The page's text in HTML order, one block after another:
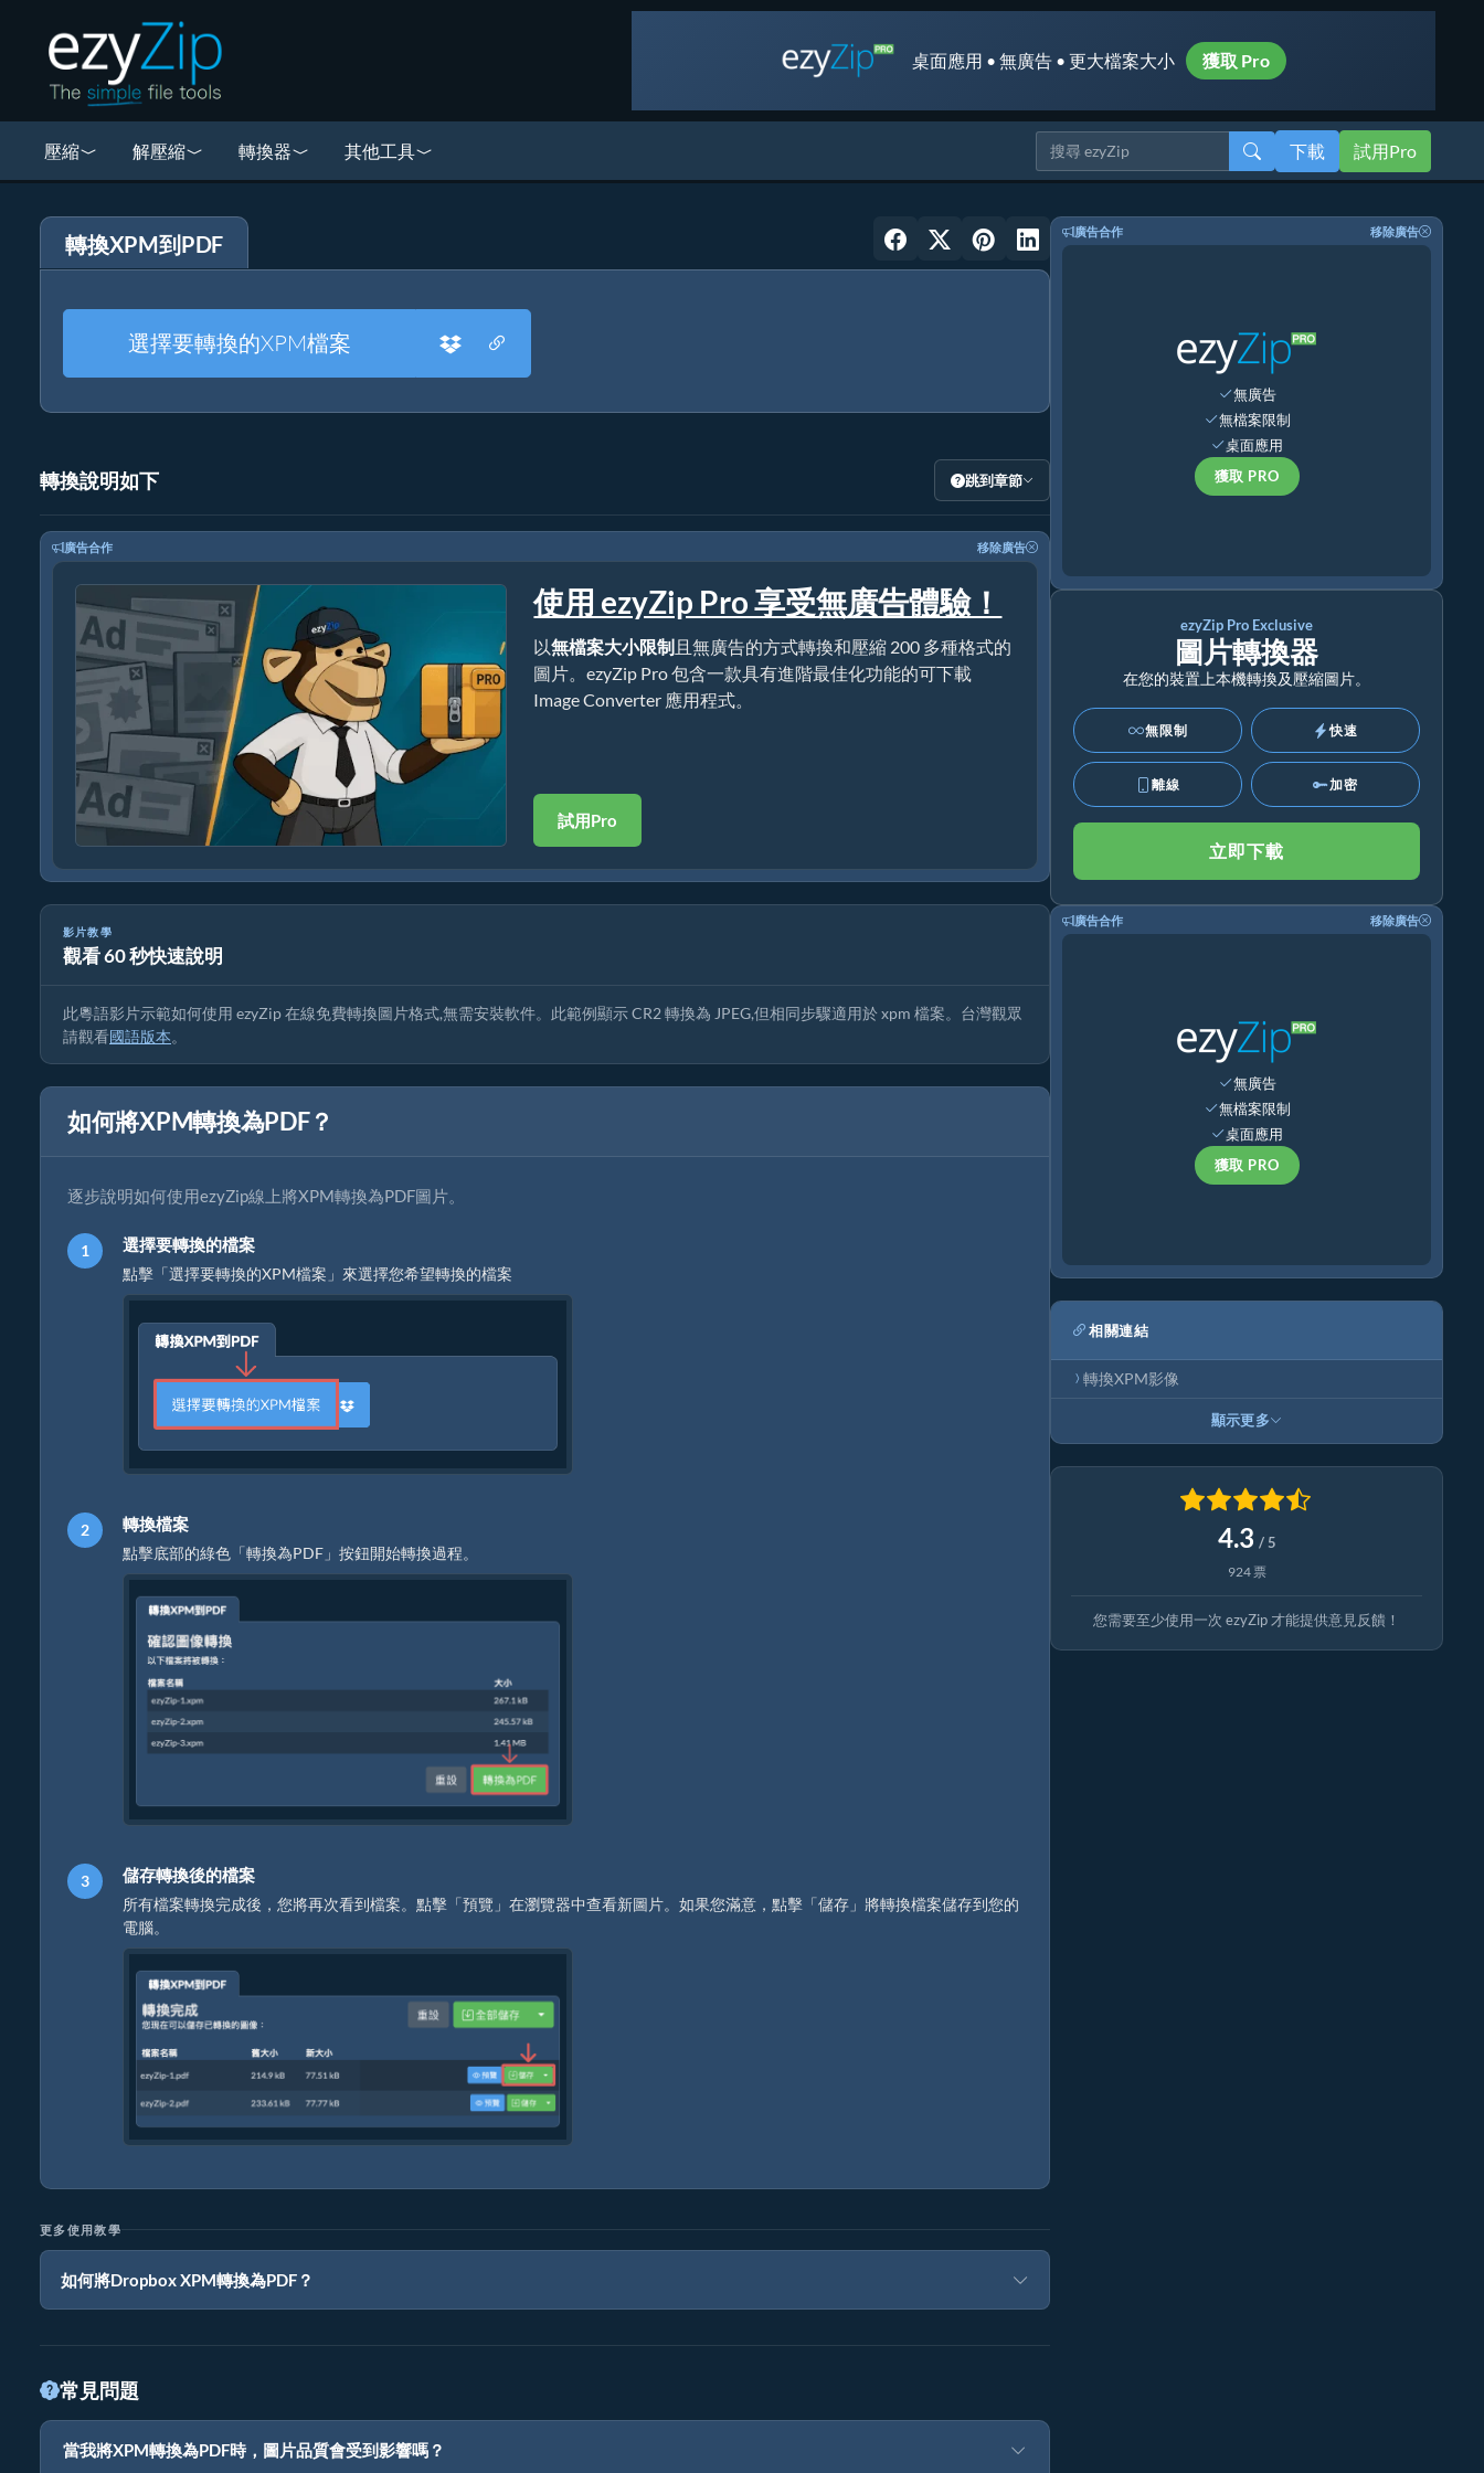
桌面應用 • 無廣告 • 更大檔案大小 獲取 Pro
壓縮 解壓縮 轉換器 其他工具 下載 試用Pro
轉換XPM到PDF
選擇要轉換的XPM檔案
轉換說明如下 跳到章節
廣告合作 移除廣告
使用 ezyZip Pro 享受無廣告體驗！
以無檔案大小限制且無廣告的方式轉換和壓縮 200 多種格式的
圖片。ezyZip Pro 包含一款具有進階最佳化功能的可下載
Image Converter 應用程式。
試用Pro
影片教學
觀看 60 秒快速說明
如何在線上免費轉換 xpm 圖片
此粵語影片示範如何使用 ezyZip 在線免費轉換圖片格式,無需安裝軟件。此範例顯示 CR2 轉換為 JPEG,但相同步驟適用於 xpm 檔案。台灣觀眾
請觀看國語版本。
如何將XPM轉換為PDF？
逐步說明如何使用ezyZip線上將XPM轉換為PDF圖片。
選擇要轉換的檔案
點擊「選擇要轉換的XPM檔案」來選擇您希望轉換的檔案
轉換檔案
點擊底部的綠色「轉換為PDF」按鈕開始轉換過程。
儲存轉換後的檔案
所有檔案轉換完成後，您將再次看到檔案。點擊「預覽」在瀏覽器中查看新圖片。如果您滿意，點擊「儲存」將轉換檔案儲存到您的
電腦。
更多使用教學
如何將Dropbox XPM轉換為PDF？
常見問題
當我將XPM轉換為PDF時，圖片品質會受到影響嗎？
廣告合作 移除廣告
無廣告
無檔案限制
桌面應用
獲取 PRO
ezyZip Pro Exclusive
圖片轉換器
在您的裝置上本機轉換及壓縮圖片。
無限制 快速
離線 加密
立即下載
廣告合作 移除廣告
無廣告
無檔案限制
桌面應用
獲取 PRO
相關連結
轉換XPM影像
顯示更多
4.3 / 5
924 票
您需要至少使用一次 ezyZip 才能提供意見反饋！